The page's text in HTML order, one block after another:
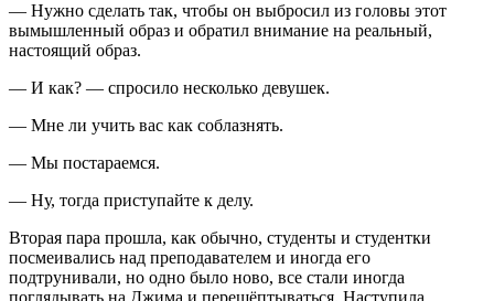
— Нужно сделать так, чтобы он выбросил из головы этот
вымышленный образ и обратил внимание на реальный,
настоящий образ.
— И как? — спросило несколько девушек.
— Мне ли учить вас как соблазнять.
— Мы постараемся.
— Ну, тогда приступайте к делу.
Вторая пара прошла, как обычно, студенты и студентки
посмеивались над преподавателем и иногда его
подтрунивали, но одно было ново, все стали иногда